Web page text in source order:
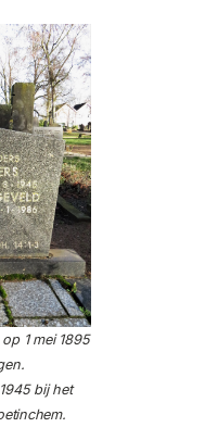
1 mei 1895
bij het